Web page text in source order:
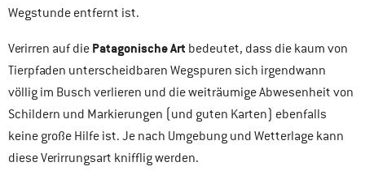
Wegstunde entfernt ist.
Verirren auf die Patagonische Art bedeutet, dass die kaum von
Tierpfaden unterscheidbaren Wegspuren sich irgendwann
völlig im Busch verlieren und die weiträumige Abwesenheit von
Schildern und Markierungen (und guten Karten) ebenfalls
keine große Hilfe ist. Je nach Umgebung und Wetterlage kann
diese Verirrungsart knifflig werden.